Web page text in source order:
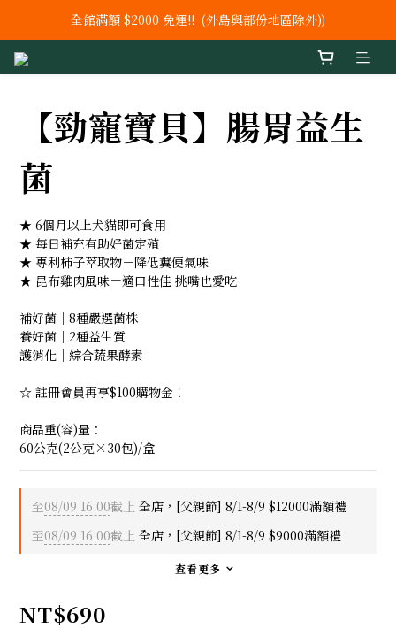
新上市【鐵 +C+ 葉酸】 膠囊
全館滿額 $2000 免運!!  (外島與部份地區除外))
【勁寵寶貝】腸胃益生
菌
★ 6個月以上犬貓即可食用
★ 每日補充有助好菌定殖
★ 專利柿子萃取物－降低糞便氣味
★ 昆布雞肉風味－適口性佳 挑嘴也愛吃
補好菌｜8種嚴選菌株
養好菌｜2種益生質
護消化｜綜合蔬果酵素
☆ 註冊會員再享$100購物金！
商品重(容)量：
60公克(2公克×30包)/盒
至08/09 16:00截止 全店，[父親節] 8/1-8/9 $12000滿額禮
至08/09 16:00截止 全店，[父親節] 8/1-8/9 $9000滿額禮
查看更多
NT$690